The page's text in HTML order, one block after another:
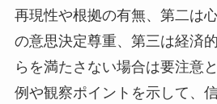
再現性や根拠の有無、第二は
の意思決定尊重、第三は経済
らを満たさない場合は要注意
例や観察ポイントを示して、